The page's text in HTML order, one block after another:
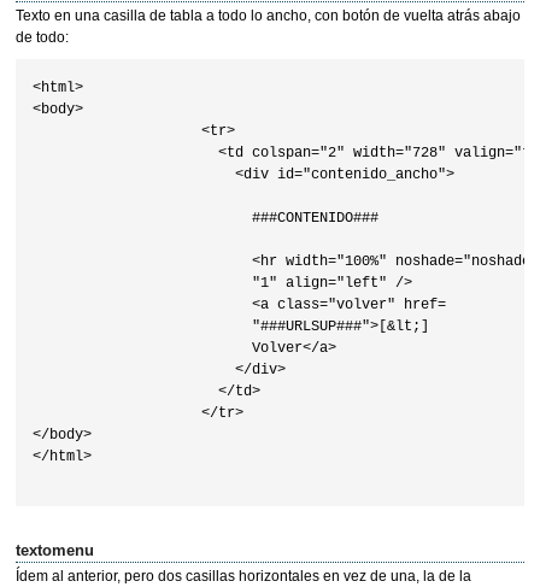
Texto en una casilla de tabla a todo lo ancho, con botón de vuelta atrás abajo
de todo:
<html>
<body>
                    <tr>
<td colspan="2" width="728"
                        <div id="contenido_ancho">
                          ###CONTENIDO###
<hr width="100%"
                          "1" align="left" />
                          <a class="volver" href=
                          "###URLSUP###">[&lt;]
                          Volver</a>
                        </div>
                      </td>
                    </tr>
</body>
</html>
textomenu
Ídem al anterior, pero dos casillas horizontales en vez de una, la de la